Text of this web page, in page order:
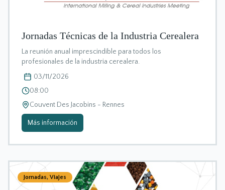
Jornadas Técnicas de la Industria Cerealera
La reunión anual imprescindible para todos los
profesionales de la industria cerealera.
03/11/2026
08:00
Couvent Des Jacobins - Rennes
Más información
Jornadas, Viajes